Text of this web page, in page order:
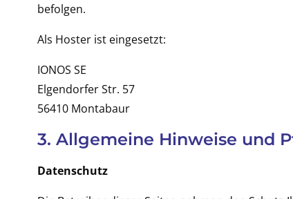
befolgen.
Als Hoster ist eingesetzt:
IONOS SE
Elgendorfer Str. 57
56410 Montabaur
3. Allgemeine Hinweise und
Datenschutz